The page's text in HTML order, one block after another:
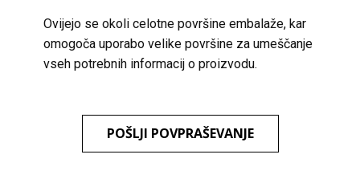
Ovijejo se okoli celotne površine embalaže, kar
omogoča uporabo velike površine za umeščanje
vseh potrebnih informacij o proizvodu.
POŠLJI POVPRAŠEVANJE